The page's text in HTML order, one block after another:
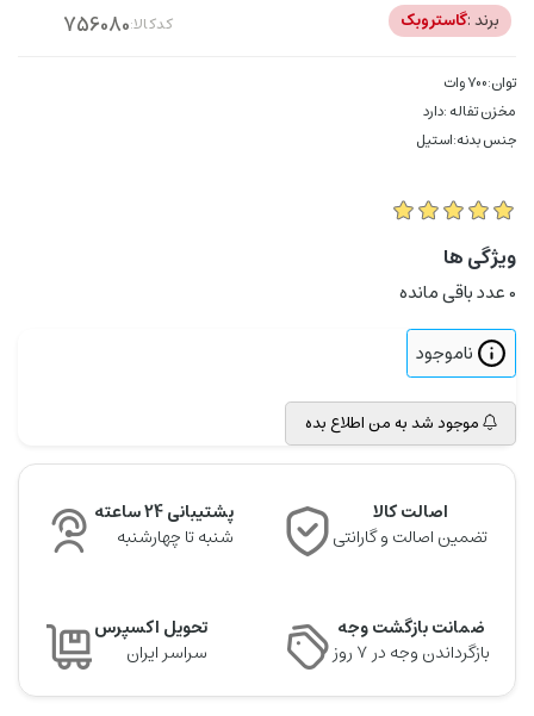
برند :گاستروبک کدکالا:
توان:700 وات
مخزن تفاله :دارد
جنس بدنه:استیل
ویژگی ها
0عدد باقی مانده
ناموجود
موجود شد به من اطلاع بده
اصالت کالا
تضمین اصالت و گارانتی
پشتیبانی 24 ساعته
شنبه تا چهارشنبه
ضمانت بازگشت وجه
بازگرداندن وجه در ۷ روز
تحویل اکسپرس
سراسر ایران